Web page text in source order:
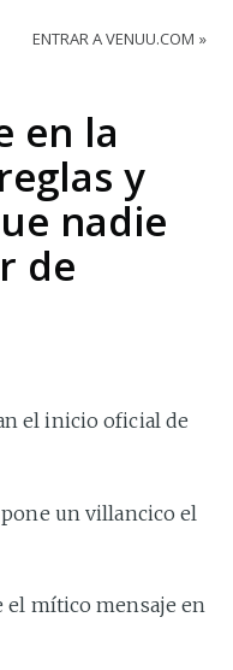
ENTRAR A VENUU.COM
en la
y
nadie
de
el inicio oficial de
un villancico el
el mítico mensaje en